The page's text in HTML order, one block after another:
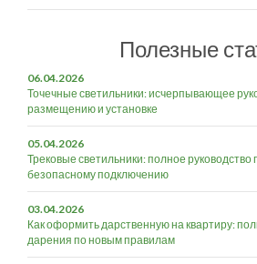
Полезные
06.04.2026
Точечные светильники: исчерпывающее
размещению и установке
05.04.2026
Трековые светильники: полное руководство
безопасному подключению
03.04.2026
Как оформить дарственную на квартиру:
дарения по новым правилам